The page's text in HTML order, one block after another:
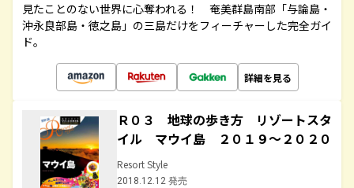
見たことのない世界に心奪われる！ 奄美群島南部「与論島・
沖永良部島・徳之島」の三島だけをフィーチャーした完全ガイ
ド。
詳細を見る
Ｒ０３ 地球の歩き方 リゾートスタ
イル マウイ島 ２０１９～２０２０
Resort Style
2018.12.12 発売